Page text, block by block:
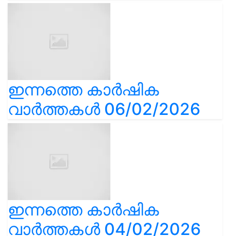
ഇന്നത്തെ കാർഷിക
വാർത്തകൾ 06/02/2026
ഇന്നത്തെ കാർഷിക
വാർത്തകൾ 04/02/2026